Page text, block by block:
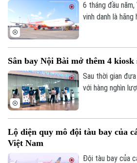
Điện ảnh
Thời trang
6 tháng đầu
vinh danh là
việc tốt nhất
mạnh mẽ nửa
lực để đơn vị
Sân bay Nội Bài mở thêm 4
Sau thời gian
với hàng nghìn
làm thủ tục hàng
Lộ diện quy mô đội tàu bay của
Việt Nam
Đội tàu bay của